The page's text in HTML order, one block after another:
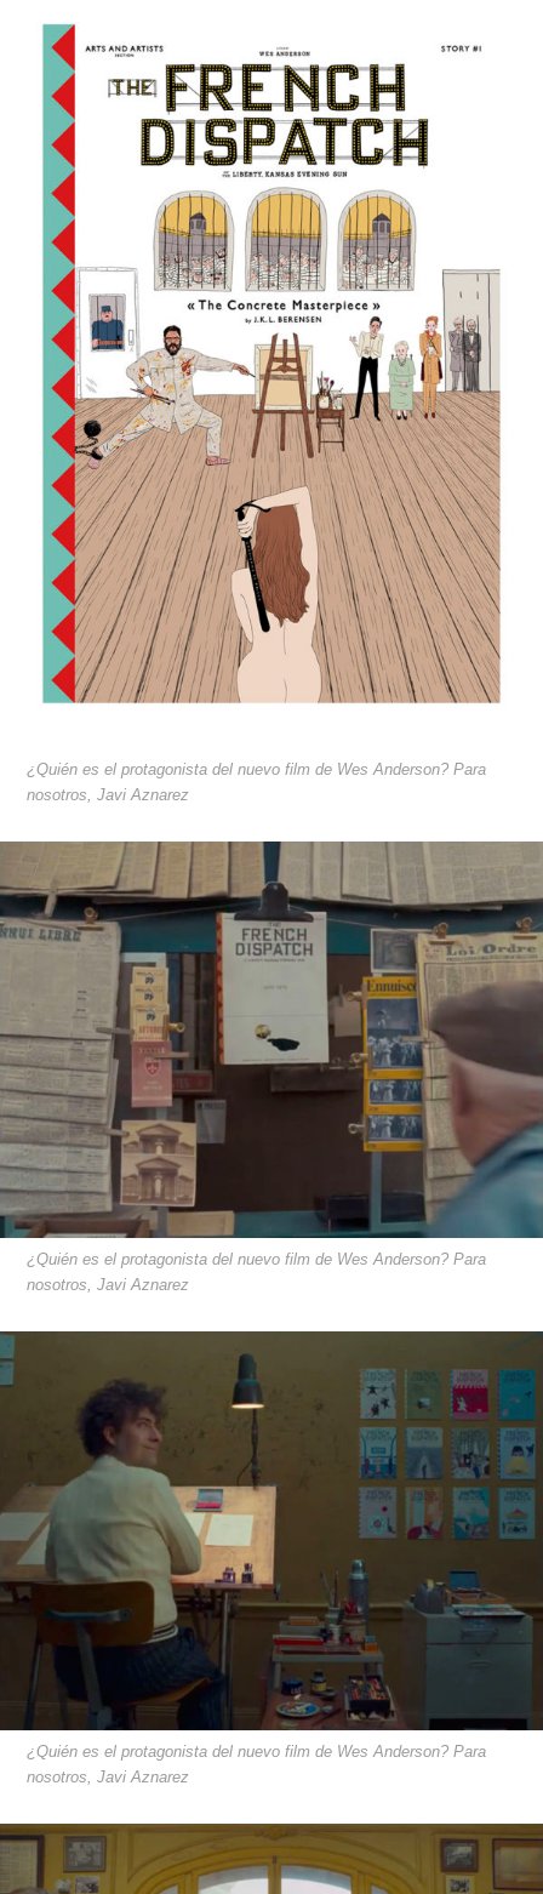
¿Quién es el protagonista del nuevo film de Wes Anderson? Para
nosotros, Javi Aznarez
¿Quién es el protagonista del nuevo film de Wes Anderson? Para
nosotros, Javi Aznarez
¿Quién es el protagonista del nuevo film de Wes Anderson? Para
nosotros, Javi Aznarez